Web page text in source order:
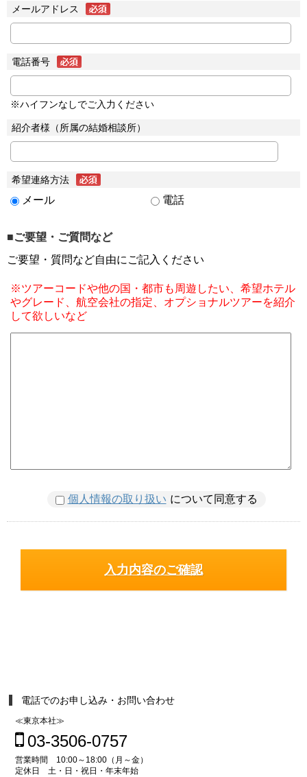
メールアドレス
電話番号
※ハイフンなしでご入力ください
紹介者様（所属の結婚相談所）
希望連絡方法
メール 電話
■ご要望・ご質問など
ご要望・質問など自由にご記入ください
※ツアーコードや他の国・都市も周遊したい、希望ホテル
やグレード、航空会社の指定、オプショナルツアーを紹介
して欲しいなど
個人情報の取り扱い について同意する
電話でのお申し込み・お問い合わせ
≪東京本社≫
03-3506-0757
営業時間 10:00～18:00（月～金）
定休日 土・日・祝日・年末年始